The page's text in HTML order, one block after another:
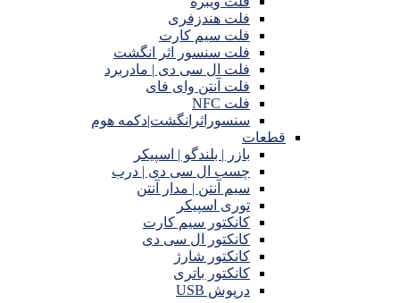
فلت هندزفری
فلت سیم کارت
فلت سنسور اثر انگشت
فلت ال سی دی | مادربرد
فلت آنتن وای فای
فلت NFC
سنسوراثرانگشت|دکمه هوم
قطعات
بازر | بلندگو | اسپیکر
چسب ال سی دی | درب
سیم آنتن | مدار آنتن
توری اسپیکر
کانکتور سیم کارت
کانکتور ال سی دی
کانکتور شارژ
کانکتور باتری
درپوش USB